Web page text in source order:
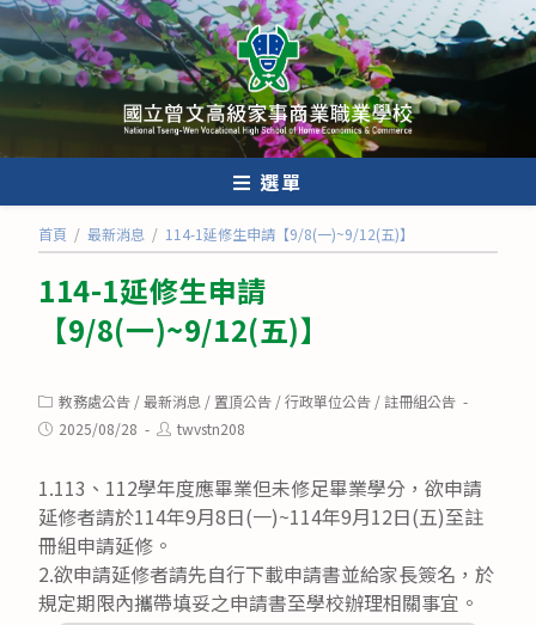
跳
轉
至
內
選單
首頁 / 最新消息 / 114-1延修生申請【9/8(一)~9/12(五)】
114-1延修生申請
【9/8(一)~9/12(五)】
Post
category:
教務處公告 /最新消息 / 置頂公告 /行政單位公告 /註冊組公告
Post2025/08/28
Posttwvstn208
1.113、112學年度應畢業但未修足畢業學分，欲申請
延修者請於114年9月8日(一)~114年9月12日(五)至註
冊組申請延修。
2.欲申請延修者請先自行下載申請書並給家長簽名，於
規定期限內攜帶填妥之申請書至學校辦理相關事宜。